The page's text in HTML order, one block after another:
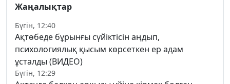
Жаңалықтар
Бүгін, 12:40
Ақтөбеде бұрынғы сүйіктісін аңдып,
психологиялық қысым көрсеткен ер адам
ұсталды (ВИДЕО)
Бүгін, 12:29